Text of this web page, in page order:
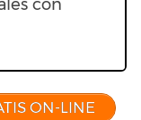
con
ON-LINE